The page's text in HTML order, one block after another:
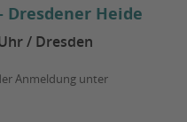
Dresdener Heide
/ Dresden
Anmeldung unter